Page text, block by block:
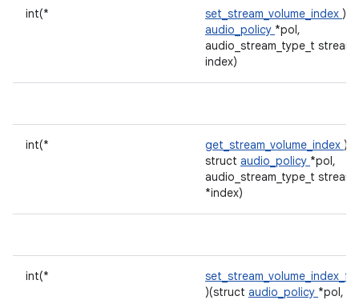
int(* set_stream_volume_index
audio_policy *pol,
audio_stream_type_t
index)
int(* get_stream_volume_index
struct audio_policy *pol,
audio_stream_type_t
*index)
int(*
)(struct audio_policy *pol,